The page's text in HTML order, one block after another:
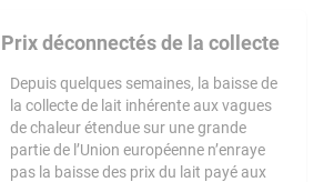
déconnectés de la collecte
Depuis quelques semaines, la baisse de
la collecte de lait inhérente aux vagues
de chaleur étendue sur une grande
partie de l’Union européenne n’enraye
pas la baisse des prix du lait payé aux